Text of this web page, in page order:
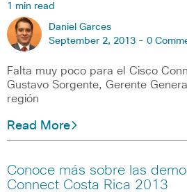
1 min read
Daniel Garces
September 2, 2013 - 0
Falta muy poco para el Cisco
Gustavo Sorgente, Gerente
región
Read More
Conoce más sobre las
Connect Costa Rica 2013